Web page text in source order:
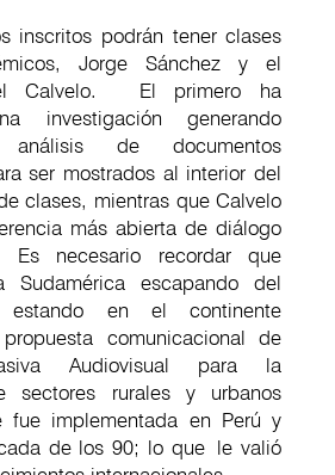
inscritos podrán tener clases
Jorge Sánchez y el
Calvelo. El primero ha
investigación generando
de documentos
ser mostrados al interior del
clases, mientras que Calvelo
más abierta de diálogo
necesario recordar que
Sudamérica escapando del
estando en el continente
comunicacional de
Audiovisual para la
sectores rurales y urbanos
fue implementada en Perú y
de los 90; lo que le valió